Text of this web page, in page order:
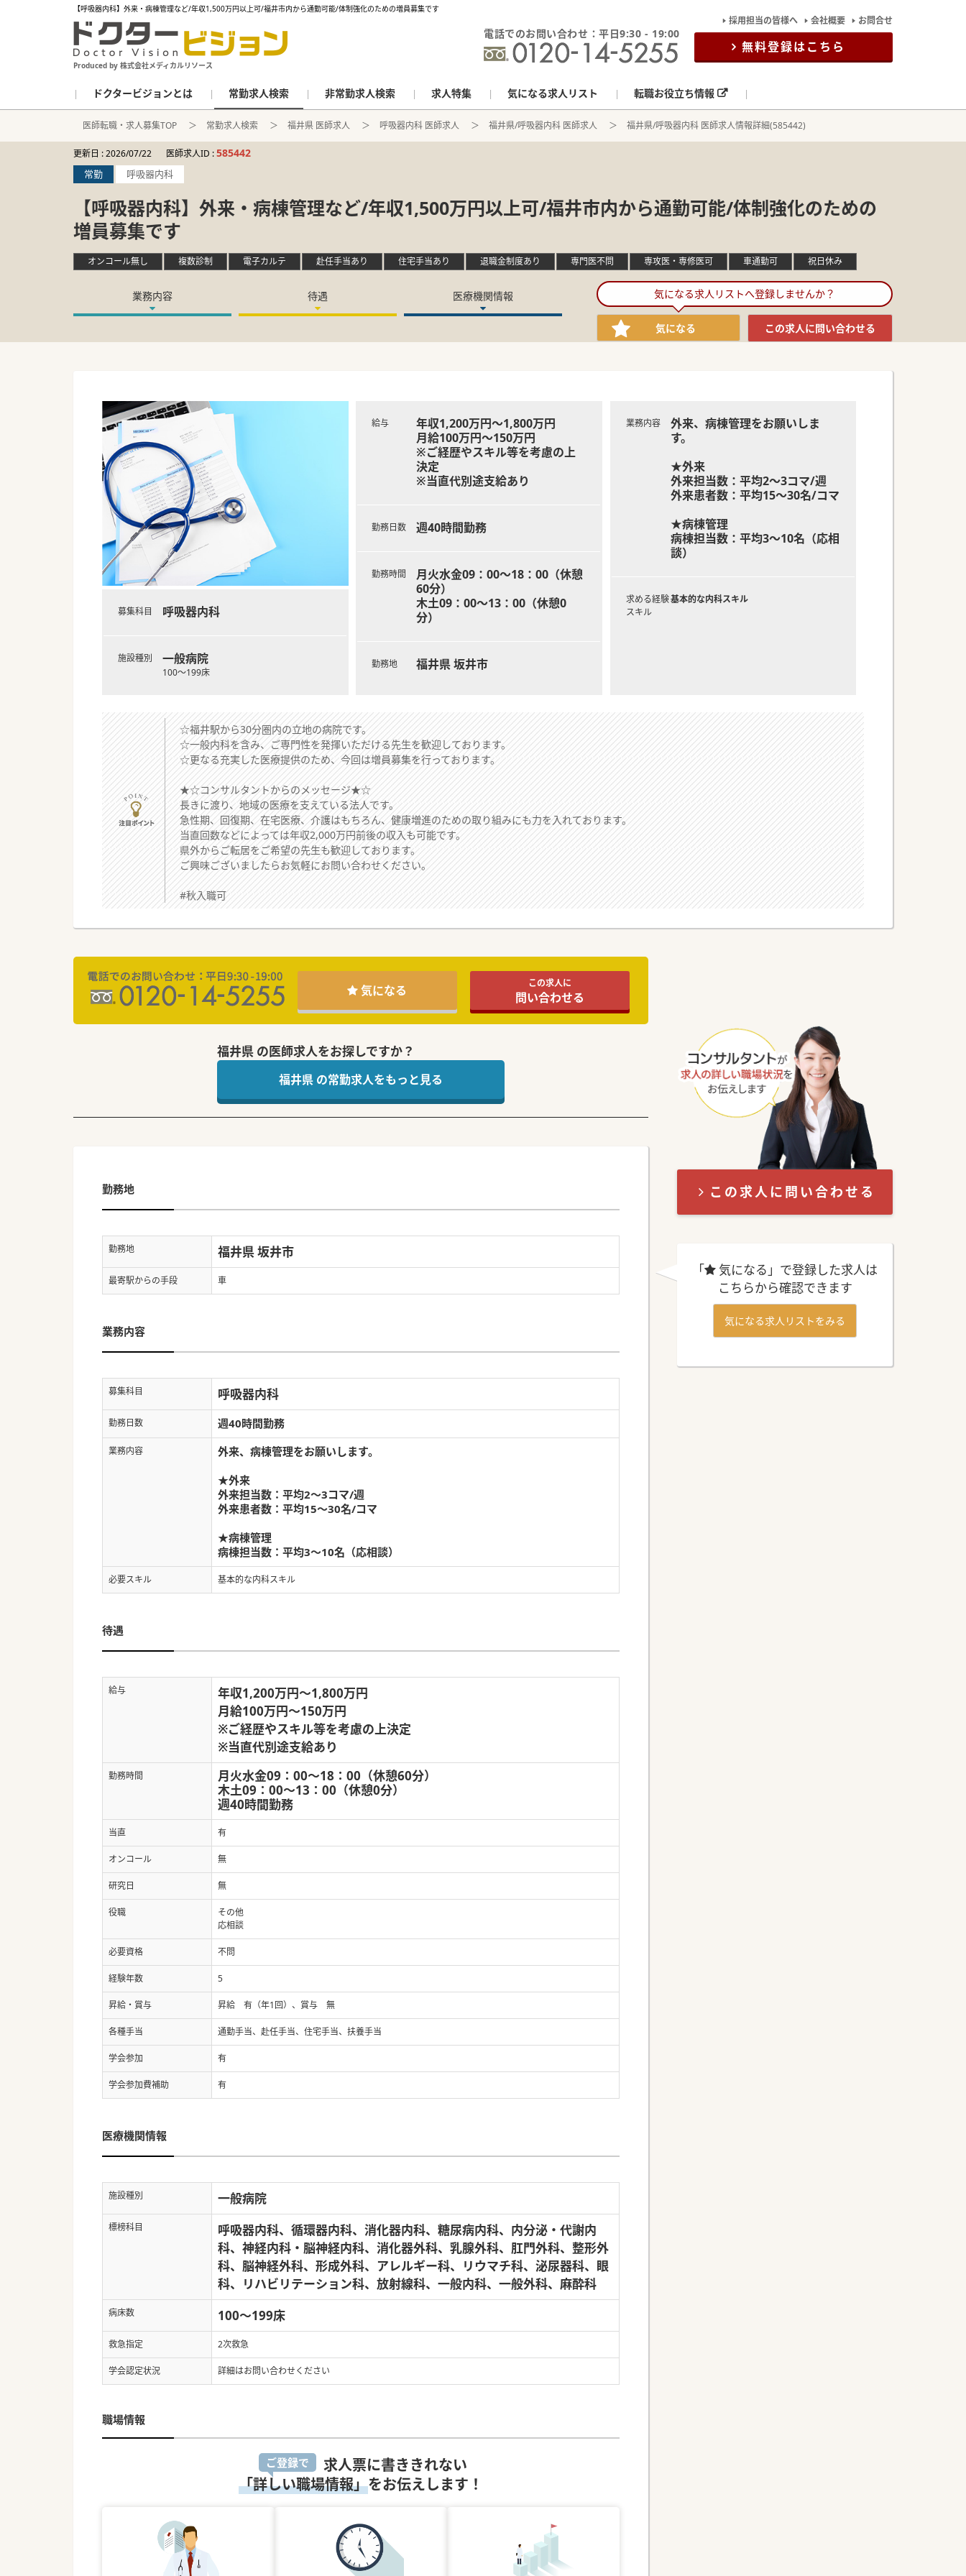
【呼吸器内科】外来・病棟管理など/年収1,500万円以上可/福井市内から通勤可能/体制強化のための増員募集です
Produced by 株式会社メディカルリソース
電話でのお問い合わせ：平日9:30 - 19:00
採用担当の皆様へ 会社概要 お問合せ
無料登録はこちら
ドクタービジョンとは 常勤求人検索 非常勤求人検索 求人特集 気になる求人リスト 転職お役立ち情報
医師転職・求人募集TOP 常勤求人検索 福井県 医師求人 呼吸器内科 医師求人 福井県/呼吸器内科 医師求人 福井県/呼吸器内科 医師求人情報詳細(585442)
更新日 :2026/07/22 医師求人ID :585442
常勤 呼吸器内科
【呼吸器内科】外来・病棟管理など/年収1,500万円以上可/福井市内から通勤可能/体制強化のための
増員募集です
オンコール無し 複数診制 電子カルテ 赴任手当あり 住宅手当あり 退職金制度あり 専門医不問 専攻医・専修医可 車通勤可 祝日休み
業務内容 待遇 医療機関情報 気になる求人リストへ登録しませんか？
気になる この求人に問い合わせる
募集科目 呼吸器内科
施設種別 一般病院
100～199床
給与
年収1,200万円～1,800万円
月給100万円～150万円
※ご経歴やスキル等を考慮の上
決定
※当直代別途支給あり
勤務日数 週40時間勤務
勤務時間
月火水金09：00～18：00（休憩
60分）
木土09：00～13：00（休憩0
分）
勤務地 福井県 坂井市
業務内容
外来、病棟管理をお願いしま
す。
★外来
外来担当数：平均2～3コマ/週
外来患者数：平均15～30名/コマ
★病棟管理
病棟担当数：平均3～10名（応相
談）
求める経験
スキル
基本的な内科スキル
☆福井駅から30分圏内の立地の病院です。
☆一般内科を含み、ご専門性を発揮いただける先生を歓迎しております。
☆更なる充実した医療提供のため、今回は増員募集を行っております。
★☆コンサルタントからのメッセージ★☆
長きに渡り、地域の医療を支えている法人です。
急性期、回復期、在宅医療、介護はもちろん、健康増進のための取り組みにも力を入れております。
当直回数などによっては年収2,000万円前後の収入も可能です。
県外からご転居をご希望の先生も歓迎しております。
ご興味ございましたらお気軽にお問い合わせください。
#秋入職可
気になる この求人に
問い合わせる
福井県 の医師求人をお探しですか？
福井県 の常勤求人をもっと見る
勤務地
勤務地 福井県 坂井市
最寄駅からの手段 車
業務内容
募集科目 呼吸器内科
勤務日数 週40時間勤務
業務内容
外来、病棟管理をお願いします。
★外来
外来担当数：平均2～3コマ/週
外来患者数：平均15～30名/コマ
★病棟管理
病棟担当数：平均3～10名（応相談）
必要スキル 基本的な内科スキル
待遇
給与
年収1,200万円～1,800万円
月給100万円～150万円
※ご経歴やスキル等を考慮の上決定
※当直代別途支給あり
勤務時間
月火水金09：00～18：00（休憩60分）
木土09：00～13：00（休憩0分）
週40時間勤務
当直 有
オンコール 無
研究日 無
役職
その他
応相談
必要資格 不問
経験年数 5
昇給・賞与 昇給 有（年1回）、賞与 無
各種手当 通勤手当、赴任手当、住宅手当、扶養手当
学会参加 有
学会参加費補助 有
医療機関情報
施設種別 一般病院
標榜科目
呼吸器内科、循環器内科、消化器内科、糖尿病内科、内分泌・代謝内
科、神経内科・脳神経内科、消化器外科、乳腺外科、肛門外科、整形外
科、脳神経外科、形成外科、アレルギー科、リウマチ科、泌尿器科、眼
科、リハビリテーション科、放射線科、一般内科、一般外科、麻酔科
病床数 100～199床
救急指定 2次救急
学会認定状況 詳細はお問い合わせください
職場情報
ご登録で
求人票に書ききれない
「詳しい職場情報」をお伝えします！
この求人に問い合わせる
「
気になる」で登録した求人は
こちらから確認できます
気になる求人リストをみる